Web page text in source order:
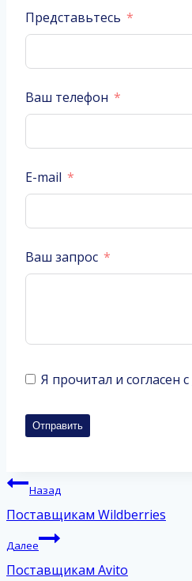
Представьтесь
Ваш телефон
E-mail
Ваш запрос
Я прочитал и согласен с
Отправить
Навигация
по
записям
Назад
Поставщикам Wildberries
Далее
Поставщикам Avito